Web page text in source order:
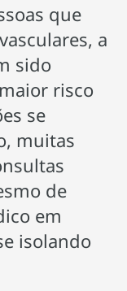
que
a
sido
risco
se
muitas
de
em
isolando